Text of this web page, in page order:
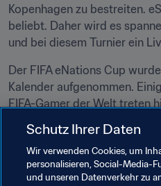
Kopenhagen zu bestreiten.
beliebt. Daher wird es
und bei diesem Turnier ein
Der FIFA eNations Cup
Kalender aufgenommen.
FIFA-Gamer der Welt treten
und zwar sowohl auf der
PlayStation. Die beiden
Gruppen ziehen jeweils in
Schutz Ihrer Daten
Wir verwenden Cookies, um
personalisieren, Social-Media-
und unseren Datenverkehr zu